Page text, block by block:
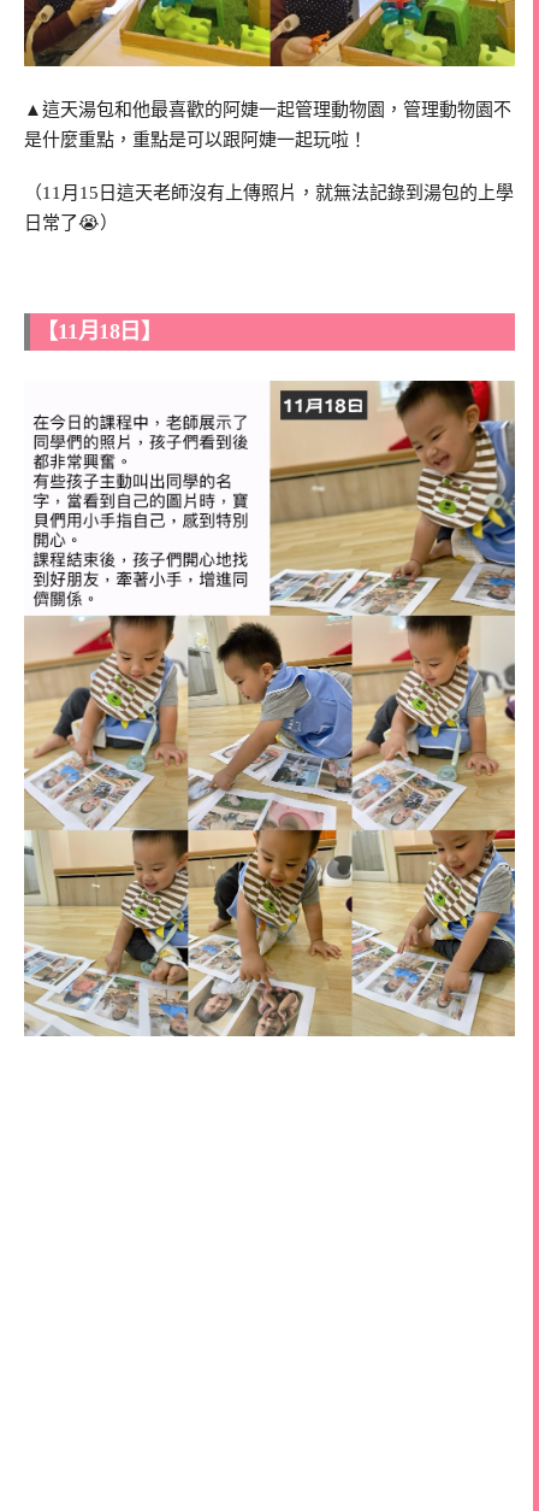
▲這天湯包和他最喜歡的阿婕一起管理動物園，管理動物園不
是什麼重點，重點是可以跟阿婕一起玩啦！
（11月15日這天老師沒有上傳照片，就無法記錄到湯包的上學
日常了😭）
【11月18日】